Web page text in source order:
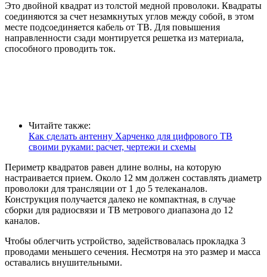
Это двойной квадрат из толстой медной проволоки. Квадраты
соединяются за счет незамкнутых углов между собой, в этом
месте подсоединяется кабель от ТВ. Для повышения
направленности сзади монтируется решетка из материала,
способного проводить ток.
Читайте также:
Как сделать антенну Харченко для цифрового ТВ
своими руками: расчет, чертежи и схемы
Периметр квадратов равен длине волны, на которую
настраивается прием. Около 12 мм должен составлять диаметр
проволоки для трансляции от 1 до 5 телеканалов.
Конструкция получается далеко не компактная, в случае
сборки для радиосвязи и ТВ метрового диапазона до 12
каналов.
Чтобы облегчить устройство, задействовалась прокладка 3
проводами меньшего сечения. Несмотря на это размер и масса
оставались внушительными.